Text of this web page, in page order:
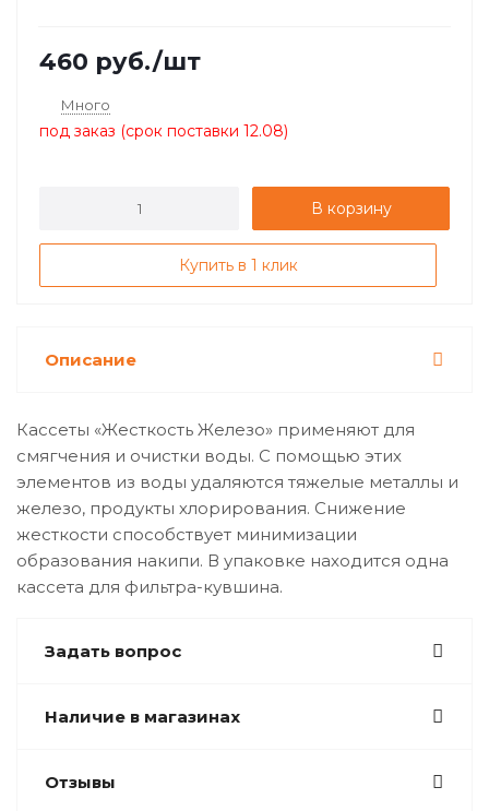
460 руб./шт
Много
под заказ (срок поставки 12.08)
В корзину
Купить в 1 клик
Описание
Кассеты «Жесткость Железо» применяют для
смягчения и очистки воды. С помощью этих
элементов из воды удаляются тяжелые металлы и
железо, продукты хлорирования. Снижение
жесткости способствует минимизации
образования накипи. В упаковке находится одна
кассета для фильтра-кувшина.
Задать вопрос
Наличие в магазинах
Отзывы